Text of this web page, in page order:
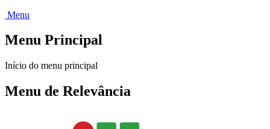
Menu
Menu Principal
Início do menu principal
Menu de Relevância